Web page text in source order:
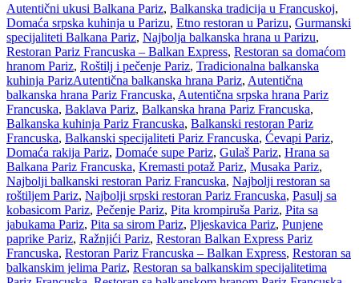
Autentični ukusi Balkana Pariz, Balkanska tradicija u Francuskoj,
Domaća srpska kuhinja u Parizu, Etno restoran u Parizu, Gurmanski
specijaliteti Balkana Pariz, Najbolja balkanska hrana u Parizu,
Restoran Pariz Francuska – Balkan Express, Restoran sa domaćom
hranom Pariz, Roštilj i pečenje Pariz, Tradicionalna balkanska
kuhinja ParizAutentična balkanska hrana Pariz, Autentična
balkanska hrana Pariz Francuska, Autentična srpska hrana Pariz
Francuska, Baklava Pariz, Balkanska hrana Pariz Francuska,
Balkanska kuhinja Pariz Francuska, Balkanski restoran Pariz
Francuska, Balkanski specijaliteti Pariz Francuska, Ćevapi Pariz,
Domaća rakija Pariz, Domaće supe Pariz, Gulaš Pariz, Hrana sa
Balkana Pariz Francuska, Kremasti potaž Pariz, Musaka Pariz,
Najbolji balkanski restoran Pariz Francuska, Najbolji restoran sa
roštiljem Pariz, Najbolji srpski restoran Pariz Francuska, Pasulj sa
kobasicom Pariz, Pečenje Pariz, Pita krompiruša Pariz, Pita sa
jabukama Pariz, Pita sa sirom Pariz, Pljeskavica Pariz, Punjene
paprike Pariz, Ražnjići Pariz, Restoran Balkan Express Pariz
Francuska, Restoran Pariz Francuska – Balkan Express, Restoran sa
balkanskim jelima Pariz, Restoran sa balkanskim specijalitetima